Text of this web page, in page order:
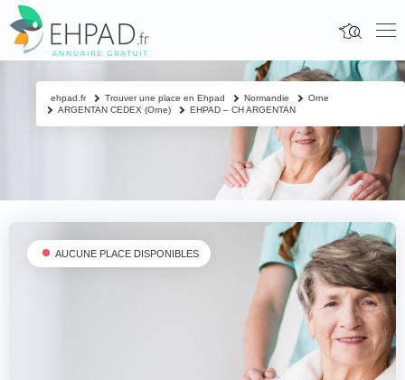
Fermer
Contacter un proche
AUCUNE PLACE DISPONIBLES
ehpad.fr Trouver une place en Ehpad Normandie
Orne
ARGENTAN CEDEX (Orne)
EHPAD – CH ARGENTAN